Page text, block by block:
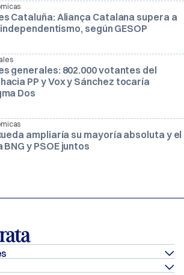
Cataluña: Aliança Catalana supera a
según GESOP
generales: 802.000 votantes del
PP y Vox y Sánchez tocaría
Dos
ampliaría su mayoría absoluta y el
y PSOE juntos
fuente preferida en Google